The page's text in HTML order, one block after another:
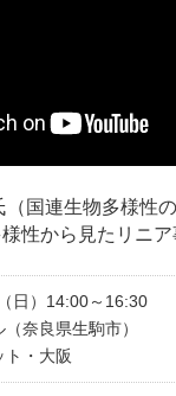
国連生物多様性
性から見たリニア
日）14:00～16:30
奈良県生駒市）
ト・大阪